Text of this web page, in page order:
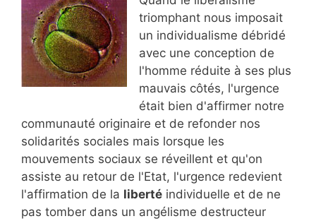
triomphant nous imposait
un individualisme débridé
avec une conception de
l'homme réduite à ses plus
mauvais côtés, l'urgence
était bien d'affirmer notre
communauté originaire et de refonder nos
solidarités sociales mais lorsque les
mouvements sociaux se réveillent et qu'on
assiste au retour de l'Etat, l'urgence redevient
l'affirmation de la liberté individuelle et de ne
pas tomber dans un angélisme destructeur